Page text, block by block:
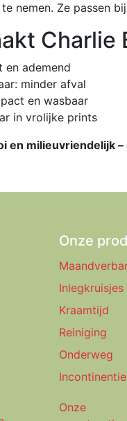
nemen. Ze passen
Charlie
en ademend
minder afval
en wasbaar
in vrolijke prints
en milieuvriendelijk –
Onze
Inlegkruisjes
Kraamtijd
Reiniging
Onderweg
Incontinentie
Onze